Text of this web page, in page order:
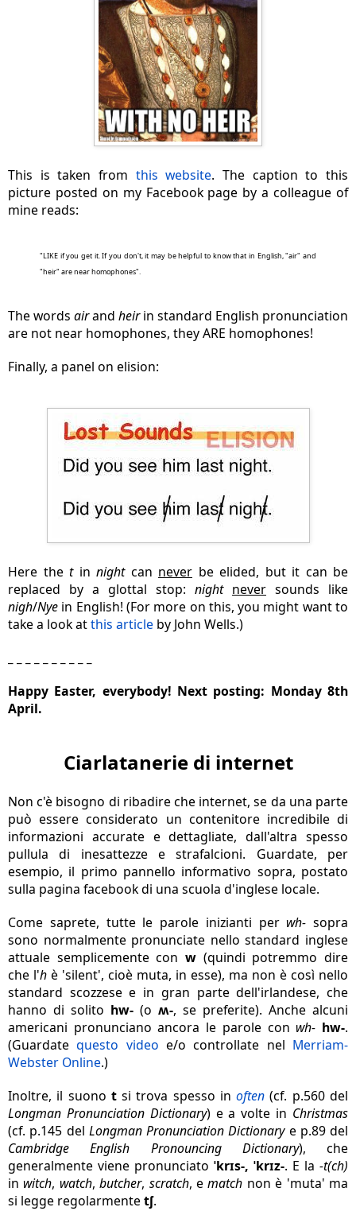
This is taken from this website. The caption to this
picture posted on my Facebook page by a colleague of
mine reads:
"LIKE if you get it. If you don't, it may be helpful to know that in English, "air" and
"heir" are near homophones".
The words airand heirin standard English pronunciation
are not near homophones, they ARE homophones!
Finally, a panel on elision:
Here the tin nightcan never be elided, but it can be
replaced by a glottal stop: night never sounds like
nigh/Nye in English! (For more on this, you might want to
take a look atthis article by John Wells.)
Happy Easter, everybody! Next posting: Monday 8th
April.
Ciarlataneriedi internet
Non c'è bisogno di ribadire che internet, se da una parte
può essere considerato un contenitore incredibile di
informazioni accurate e dettagliate, dall'altra spesso
pullula di inesattezze e strafalcioni. Guardate, per
esempio, il primo pannello informativo sopra, postato
sulla pagina facebook di una scuola d'inglese locale.
Come saprete, tutte le parole inizianti per wh- sopra
sono normalmente pronunciate nello standard inglese
attuale semplicemente con w (quindi potremmo dire
che l'h è 'silent', cioè muta, in esse), ma non è così nello
standard scozzese e in gran parte dell'irlandese, che
hanno di solito hw- (o ʍ-, se preferite). Anche alcuni
americani pronunciano ancora le parole con wh- hw-.
(Guardatequesto video e/o controllate nel Merriam-
Webster Online.)
Inoltre, il suono tsi trova spesso inoften (cf. p.560 del
Longman Pronunciation Dictionary) e a volte in Christmas
(cf. p.145 del Longman Pronunciation Dictionarye p.89 del
Cambridge English Pronouncing Dictionary), che
generalmente viene pronunciato ˈkrɪs-, ˈkrɪz-. E la -t(ch)
in witch, watch,butcher, scratch, ematch non è 'muta' ma
si legge regolarmentetʃ.